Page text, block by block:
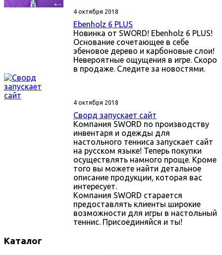
4 октября 2018
Ebenholz 6 PLUS
Новинка от SWORD! Ebenholz 6 PLUS!
Основание сочетающее в себе
эбеновое дерево и карбоновые слои!
Невероятные ощущения в игре. Скоро
в продаже. Следите за новостями.
4 октября 2018
Сворд запускает сайт
Компания SWORD по производству
инвентаря и одежды для
настольного тенниса запускает сайт
на русском языке! Теперь покупки
осуществлять намного проще. Кроме
того вы можете найти детальное
описание продукции, которая вас
интересует.
Компания SWORD старается
предоставлять клиенты широкие
возможности для игры в настольный
теннис. Присоединяйся и ты!
Каталог